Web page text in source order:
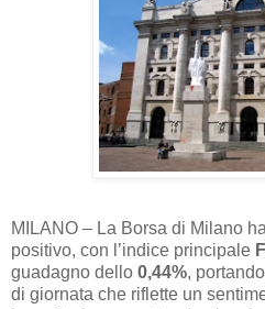
MILANO – La Borsa di Milano
positivo, con l’indice principale
guadagno dello 0,44%,
di giornata che riflette un